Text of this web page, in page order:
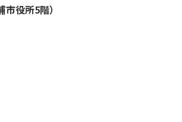
役所5階）